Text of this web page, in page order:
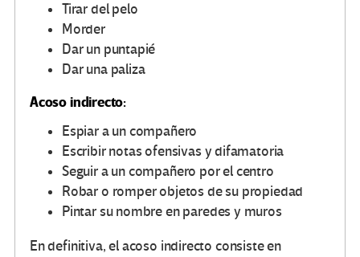
Tirar del pelo
Morder
Dar un puntapié
Dar una paliza
Acoso indirecto:
Espiar a un compañero
Escribir notas ofensivas y difamatoria
Seguir a un compañero por el centro
Robar o romper objetos de su propiedad
Pintar su nombre en paredes y muros
En definitiva, el acoso indirecto consiste en